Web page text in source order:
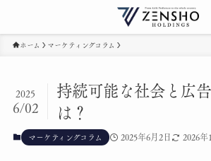
ホーム マーケティングコラム
持続可能な社会と広
は？
2025
6/02
マーケティングコラム 2025年6月2日 2026年